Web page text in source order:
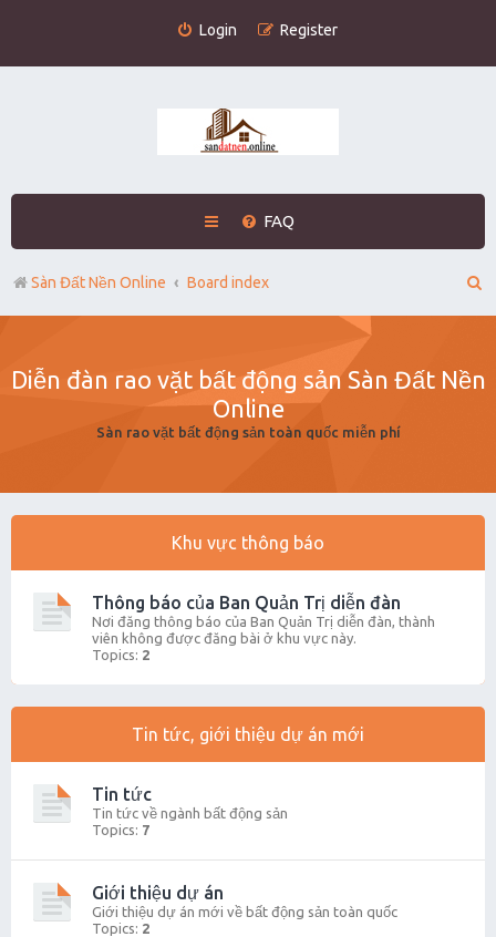
Login Register
FAQ
Sàn Đất Nền Online Board index
e
r
Diễn đàn rao vặt bất động sản Sàn Đất Nền
Online
Sàn rao vặt bất động sản toàn quốc miễn phí
Khu vực thông báo
Thông báo của Ban Quản Trị diễn đàn
Nơi đăng thông báo của Ban Quản Trị diễn đàn, thành
viên không được đăng bài ở khu vực này.
Topics: 2
Tin tức, giới thiệu dự án mới
Tin tức
Tin tức về ngành bất động sản
Topics: 7
Giới thiệu dự án
Giới thiệu dự án mới về bất động sản toàn quốc
Topics: 2